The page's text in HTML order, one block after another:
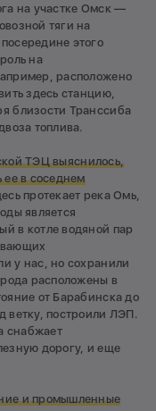
на участке Омск —
тяги на
этого
на
расположено
здесь станцию,
близости Транссиба
топлива.
ТЭЦ выяснилось,
ее в соседнем
протекает река Омь,
является
в котле водяной пар
у нас, но сохранили
расположены в
от Барабинска до
ветку, построили ЛЭП.
снабжает
дорогу, и еще
и промышленные